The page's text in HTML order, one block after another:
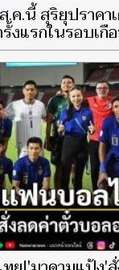
ค.นี้ สุริยุปราคา
งแรกในรอบเ